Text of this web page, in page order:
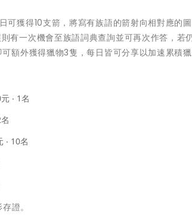
可獲得10支箭，將寫有族語的箭射向相對應
有一次機會至族語詞典查詢並可再次作答，若
額外獲得獵物3隻，每日皆可分享以加速累積獵
‧ 1名
‧ 10名
證。